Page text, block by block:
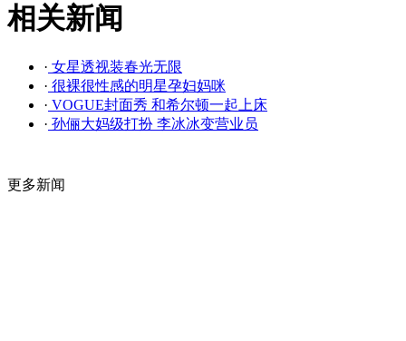
相关新闻
· 女星透视装春光无限
· 很裸很性感的明星孕妇妈咪
· VOGUE封面秀 和希尔顿一起上床
· 孙俪大妈级打扮 李冰冰变营业员
更多新闻